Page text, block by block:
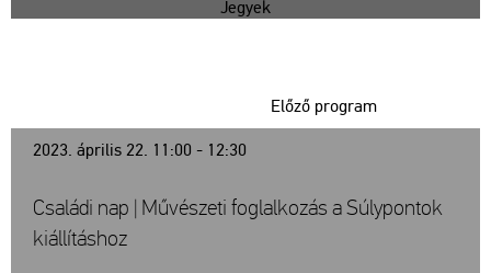
Jegyek
2023. április 22. 11:00 - 12:30
Előző program
Családi nap | Művészeti foglalkozás a Súlypontok
kiállításhoz